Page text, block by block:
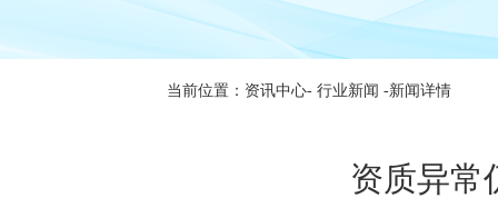
当前位置：资讯中心- 行业新闻 -新闻详情
资质异常